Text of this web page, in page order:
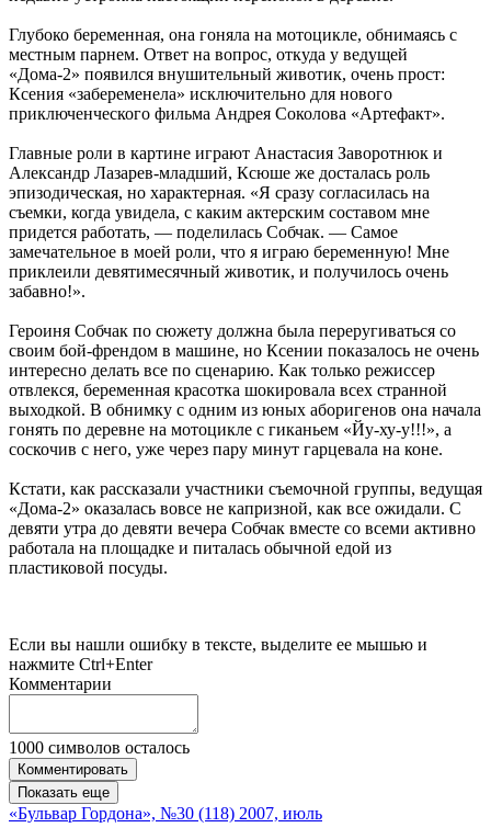
Глубоко беременная, она гоняла на мотоцикле, обнимаясь с
местным парнем. Ответ на вопрос, откуда у ведущей
«Дома-2» появился внушительный животик, очень прост:
Ксения «забеременела» исключительно для нового
приключенческого фильма Андрея Соколова «Артефакт».
Главные роли в картине играют Анастасия Заворотнюк и
Александр Лазарев-младший, Ксюше же досталась роль
эпизодическая, но характерная. «Я сразу согласилась на
съемки, когда увидела, с каким актерским составом мне
придется работать, — поделилась Собчак. — Самое
замечательное в моей роли, что я играю беременную! Мне
приклеили девятимесячный животик, и получилось очень
забавно!».
Героиня Собчак по сюжету должна была переругиваться со
своим бой-френдом в машине, но Ксении показалось не очень
интересно делать все по сценарию. Как только режиссер
отвлекся, беременная красотка шокировала всех странной
выходкой. В обнимку с одним из юных аборигенов она начала
гонять по деревне на мотоцикле с гиканьем «Йу-ху-у!!!», а
соскочив с него, уже через пару минут гарцевала на коне.
Кстати, как рассказали участники съемочной группы, ведущая
«Дома-2» оказалась вовсе не капризной, как все ожидали. C
девяти утра до девяти вечера Собчак вместе со всеми активно
работала на площадке и питалась обычной едой из
пластиковой посуды.
Если вы нашли ошибку в тексте, выделите ее мышью и
нажмите Ctrl+Enter
Комментарии
1000 символов осталось
Комментировать
Показать еще
«Бульвар Гордона», №30 (118) 2007, июль